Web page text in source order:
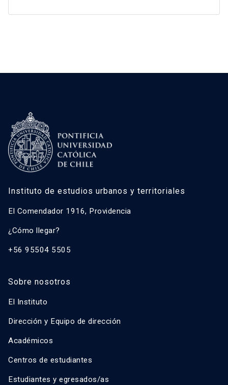
Instituto de estudios urbanos y territoriales
El Comendador 1916, Providencia
¿Cómo llegar?
+56 95504 5505
Sobre nosotros
El Instituto
Dirección y Equipo de dirección
Académicos
Centros de estudiantes
Estudiantes y egresados/as